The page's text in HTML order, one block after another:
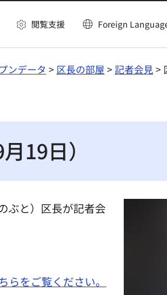
閲覧支援 Foreign
ンデータ > 区長の部屋 >記者会見>
19日）
ぶと）区長が記者会
をご覧ください。